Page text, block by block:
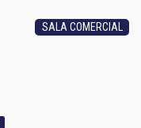
SALA COMERCIAL